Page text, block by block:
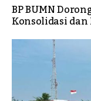
BP BUMN
Konsolidasi